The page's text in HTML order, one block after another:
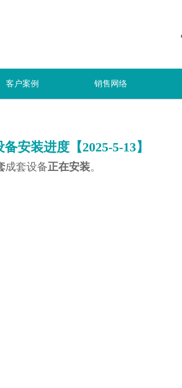
客户案例 销售网络
安装进度【2025-5-13】
成套设备正在安装。